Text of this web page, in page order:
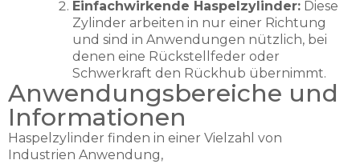
Einfachwirkende Haspelzylinder: Diese
Zylinder arbeiten in nur einer Richtung
und sind in Anwendungen nützlich, bei
denen eine Rückstellfeder oder
Schwerkraft den Rückhub übernimmt.
Anwendungsbereiche und
Informationen
Haspelzylinder finden in einer Vielzahl von
Industrien Anwendung,